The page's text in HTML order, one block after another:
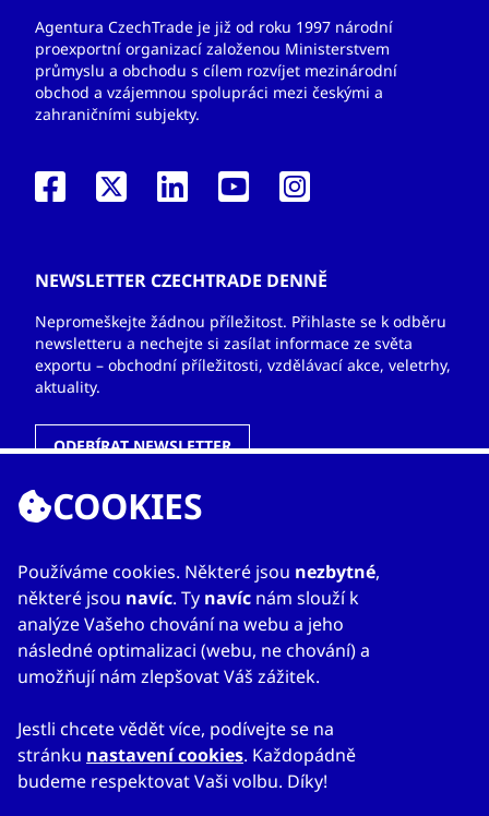
Agentura CzechTrade je již od roku 1997 národní
proexportní organizací založenou Ministerstvem
průmyslu a obchodu s cílem rozvíjet mezinárodní
obchod a vzájemnou spolupráci mezi českými a
zahraničními subjekty.
NEWSLETTER CZECHTRADE DENNĚ
Nepromeškejte žádnou příležitost. Přihlaste se k odběru
newsletteru a nechejte si zasílat informace ze světa
exportu – obchodní příležitosti, vzdělávací akce, veletrhy,
aktuality.
ODEBÍRAT NEWSLETTER
ODKAZY
O nás
Zahraniční kanceláře
Služby
Kontakty
COOKIES
Používáme cookies. Některé jsou nezbytné,
některé jsou navíc. Ty navíc nám slouží k
analýze Vašeho chování na webu a jeho
následné optimalizaci (webu, ne chování) a
umožňují nám zlepšovat Váš zážitek.
Jestli chcete vědět více, podívejte se na
stránku nastavení cookies. Každopádně
budeme respektovat Vaši volbu. Díky!